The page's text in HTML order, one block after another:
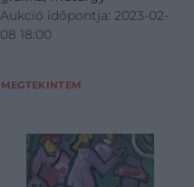
Aukció időpontja: 2023-02-
08 18:00
MEGTEKINTEM